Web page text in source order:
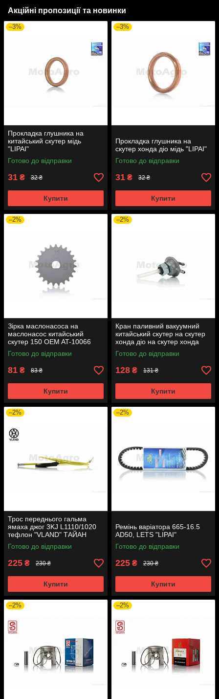
Акційні пропозиції та новинки
–3%
Прокладка глушника на
китайський скутер мідь
"LIPAI"
Готово до відправки
31 ₴ 32 ₴
Купити
–3%
Прокладка глушника на
скутер хонда діо мідь "LIPAI"
Готово до відправки
31 ₴ 32 ₴
Купити
–2%
Зірка маслонасоса на
маслонасос китайський
скутер 150 OEM AT-10066
Готово до відправки
81 ₴ 83 ₴
Купити
–2%
Кран паливний вакуумний
китайський скутер на скутер
хонда діо на скутер хонда
такт AF24 вкручується M16
AT-7074
Готово до відправки
128 ₴ 131 ₴
Купити
–2%
Трос переднього гальма
ямаха джог 3KJ L1110/1020
тефлон "VLAND" ТАЙАН
Готово до відправки
225 ₴ 230 ₴
Купити
–2%
Ремінь варіатора 665-16.5
AD50, LETS "LIPAI"
Готово до відправки
225 ₴ 230 ₴
Купити
–2% –2%